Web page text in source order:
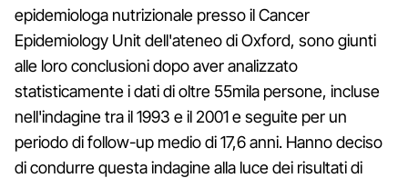
epidemiologa nutrizionale presso il Cancer
Epidemiology Unit dell'ateneo di Oxford, sono giunti
alle loro conclusioni dopo aver analizzato
statisticamente i dati di oltre 55mila persone, incluse
nell'indagine tra il 1993 e il 2001 e seguite per un
periodo di follow-up medio di 17,6 anni. Hanno deciso
di condurre questa indagine alla luce dei risultati di